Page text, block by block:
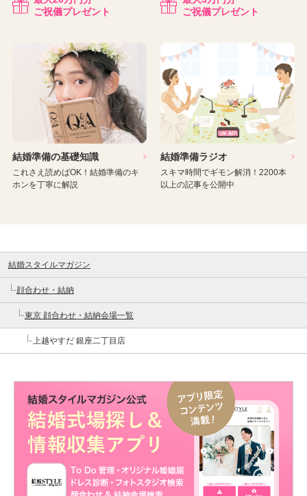
ご祝儀プレゼント
ご祝儀プレゼント
結婚準備の基礎知識
これさえ読めばOK！結婚準備のキ
ホンを丁寧に解説
結婚準備ラジオ
スキマ時間でギモン解消！2200本
以上の記事を公開中
結婚スタイルマガジン
顔合わせ・結納
東京 顔合わせ・結納会場一覧
上越やすだ 銀座二丁目店